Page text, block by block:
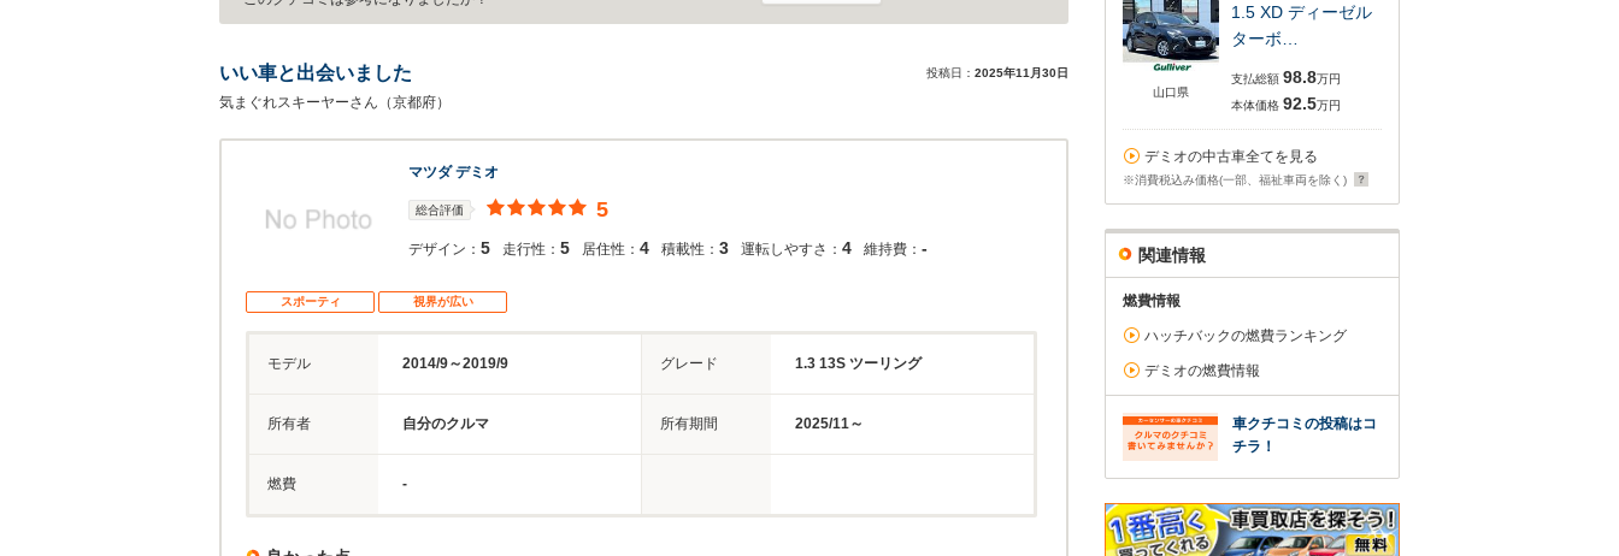
いい車と出会いました 投稿日： 2025年11月30日
気まぐれスキーヤーさん（京都府）
マツダ デミオ
総合評価 5
デザイン： 5 走行性： 5 居住性： 4 積載性： 3 運転しやすさ： 4 維持費： -
スポーティ 視界が広い
モデル 2014/9～2019/9 グレード 1.3 13S ツーリング
所有者 自分のクルマ 所有期間 2025/11～
燃費 -
山口県
1.5 XD ディーゼル
ターボ…
支払総額 98.8万円
本体価格 92.5万円
デミオの中古車全てを見る
※消費税込み価格(一部、福祉車両を除く)
関連情報
燃費情報
ハッチバックの燃費ランキング
デミオの燃費情報
車クチコミの投稿はコ
チラ！